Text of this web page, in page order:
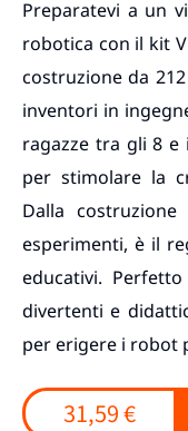
Preparatevi a un
robotica con il kit
costruzione da
inventori in
ragazze tra gli 8
per stimolare la
Dalla
esperimenti, è il
educativi.
divertenti e
per erigere i robot
31,59 €